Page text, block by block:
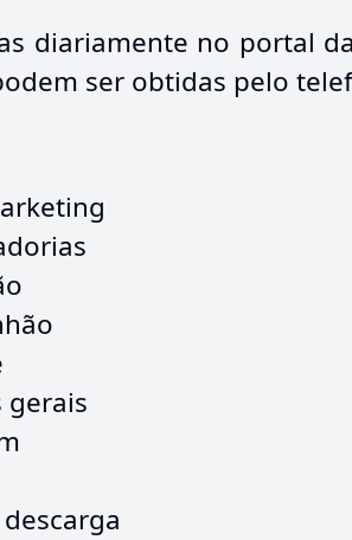
diariamente no portal
ser obtidas pelo
gerais